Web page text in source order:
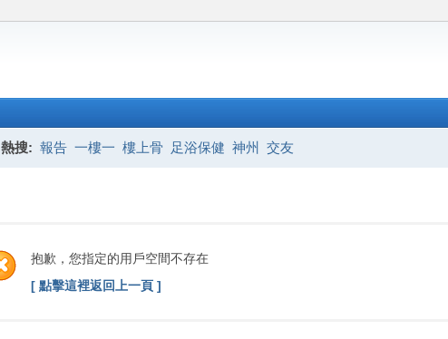
熱搜: 報告 一樓一 樓上骨 足浴保健 神州 交友
抱歉，您指定的用戶空間不存在
[ 點擊這裡返回上一頁 ]